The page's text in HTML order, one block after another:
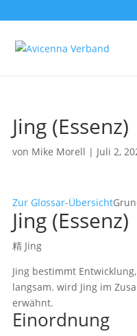
Jing (Essenz)
von Mike Morell | Juli 2,
Zur Glossar-Übersicht
Jing (Essenz)
精 Jing
Jing bestimmt
langsam. wird Jing im
erwähnt.
Einordnung